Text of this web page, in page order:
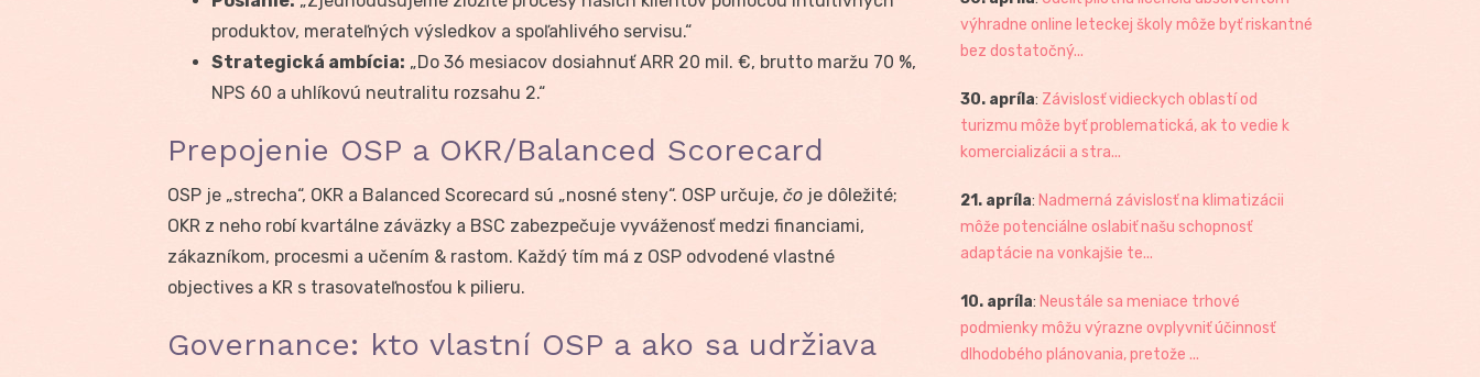
produktov, merateľných výsledkov a spoľahlivého servisu.“
Strategická ambícia: „Do 36 mesiacov dosiahnuť ARR 20 mil. €, brutto maržu 70 %,
NPS 60 a uhlíkovú neutralitu rozsahu 2.“
Prepojenie OSP a OKR/Balanced Scorecard
OSP je „strecha“, OKR a Balanced Scorecard sú „nosné steny“. OSP určuje, čo je dôležité;
OKR z neho robí kvartálne záväzky a BSC zabezpečuje vyváženosť medzi financiami,
zákazníkom, procesmi a učením & rastom. Každý tím má z OSP odvodené vlastné
objectives a KR s trasovateľnosťou k pilieru.
Governance: kto vlastní OSP a ako sa udržiava
výhradne online leteckej školy môže byť riskantné
bez dostatočný...
30. apríla: Závislosť vidieckych oblastí od
turizmu môže byť problematická, ak to vedie k
komercializácii a stra...
21. apríla: Nadmerná závislosť na klimatizácii
môže potenciálne oslabiť našu schopnosť
adaptácie na vonkajšie te...
10. apríla: Neustále sa meniace trhové
podmienky môžu výrazne ovplyvniť účinnosť
dlhodobého plánovania, pretože ...